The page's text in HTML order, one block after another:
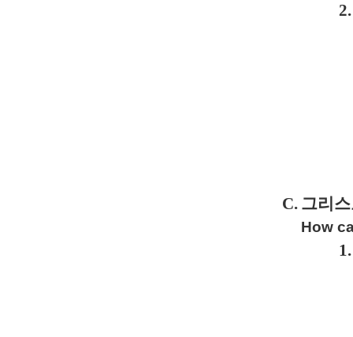
2.
C. 그리
How
1.